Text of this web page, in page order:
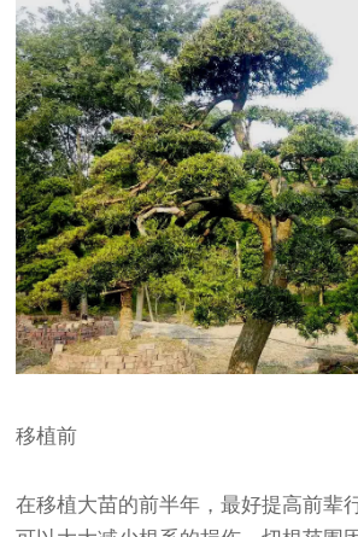
移植前
在移植大苗的前半年，最好提高前辈